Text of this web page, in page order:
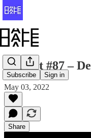
Subscribe Sign in
Halfvet #87 –
May 03, 2022
Share